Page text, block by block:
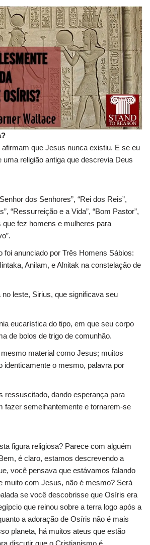
que Jesus nunca existiu. E se eu
uma religião antiga que descrevia Deus
dos Senhores”, “Rei dos Reis”,
“Ressurreição e a Vida”, “Bom Pastor”,
que fez homens e mulheres para
foi anunciado por Três Homens Sábios:
Anilam, e Alnitak na constelação de
no leste, Sirius, que significava seu
eucarística do tipo, em que seu corpo
de bolos de trigo de comunhão.
material como Jesus; muitos
identicamente o mesmo, palavra por
ressuscitado, dando esperança para
fazer semelhantemente e tornarem-se
figura religiosa? Parece com alguém
é claro, estamos descrevendo a
você pensava que estávamos falando
muito com Jesus, não é mesmo? Será
se você descobrisse que Osíris era
que reinou sobre a terra logo após a
a adoração de Osíris não é mais
planeta, há muitos ateus que estão
discutir que o Cristianismo é